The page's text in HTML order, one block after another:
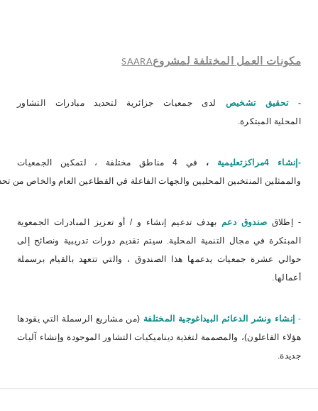
مكونات العمل المختلفة لمشروعSAARA
- تحقيق تشخيص
لدى جمعيات جزائرية لتحديد مبادرات التشاور
المحلية المبتكرة.
-إنشاء 4مراكزتعليمية ،
في 4 مناطق مختلفة ، لتمكين الجمعيات
والممثلين المنتخبين المحليين والجهات الفاعلة في القطاعين العام والخاص من
- إطلاق صندوق دعم بهدف تدعيم إنشاء و / أو تعزيز المبادرات الجمعوية
المبتكرة في مجال التنمية المحلية. سيتم تقديم دورات تدريبية ونصائح إلى
حوالي عشرة جمعيات يدعمها هذا الصندوق ، والتي تتعهد بالقيام برسملة
أعمالها.
- إنشاء ونشر الدعائم البيداغوجية المختلفة (من مشاريع الرسملة التي يقودها
هؤلاء الفاعلون)، والمصممة لتغذية ديناميكيات التشاور الموجودة وإنشاء آليات
جديدة.